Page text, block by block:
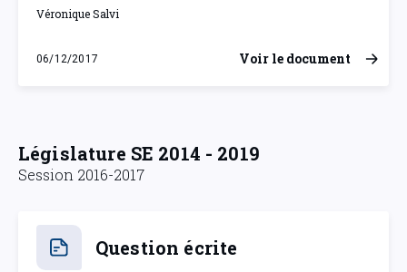
Véronique Salvi
06/12/2017
mercredi 6 décembre 2017
Voir le document
Législature SE 2014 - 2019
Session 2016-2017
Question écrite